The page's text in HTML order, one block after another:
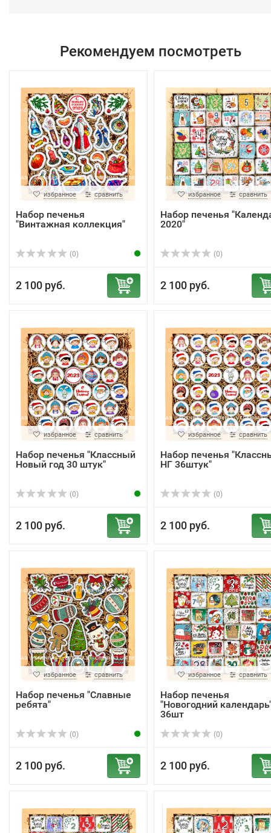
Рекомендуем посмотреть
избранное сравнить
Набор печенья
"Винтажная коллекция"
(0)
2 100 руб.
избранное сравнить
Набор печенья
2020"
(0)
2 100 руб.
избранное сравнить
Набор печенья "Классный
Новый год 30 штук"
(0)
2 100 руб.
избранное сравнить
Набор печенья
НГ 36штук"
(0)
2 100 руб.
избранное сравнить
Набор печенья "Славные
ребята"
(0)
2 100 руб.
избранное сравнить
Набор печенья
"Новогодний
36шт
(0)
2 100 руб.